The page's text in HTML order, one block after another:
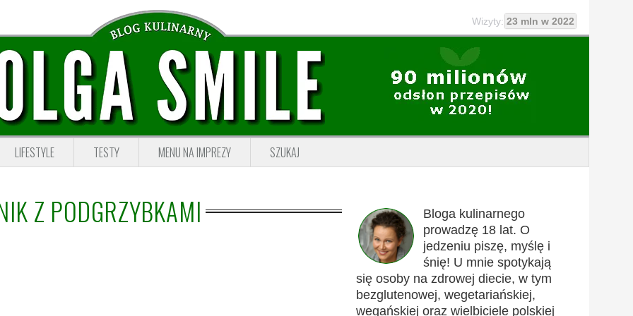
Wizyty: 23 mln w 2022
LIFESTYLE TESTY MENU NA IMPREZY SZUKAJ
Z PODGRZYBKAMI
Bloga kulinarnego
prowadzę 18 lat. O
jedzeniu piszę, myślę i
śnię! U mnie spotykają
się osoby na zdrowej diecie, w tym
bezglutenowej, wegetariańskiej,
wegańskiej oraz wielbiciele polskiej